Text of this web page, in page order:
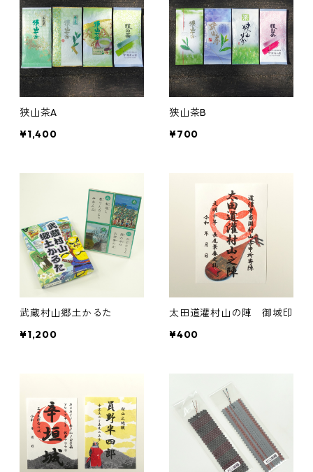
狭山茶A
¥1,400
狭山茶B
¥700
武蔵村山郷土かるた
¥1,200
太田道灌村山の陣 御城印
¥400